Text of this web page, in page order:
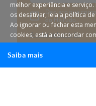
LigarHáTudo © 2026
Declaro que
do HáTudo.
Anular subscrição
melhor experiência e
os desativar, leia a política
Ao ignorar ou fechar esta
cookies, está a concordar
Saiba mais